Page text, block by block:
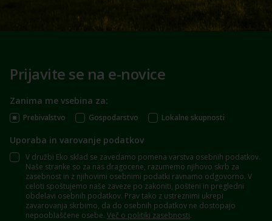
Prijavite se na e-novice
Zanima me vsebina za:
Prebivalstvo Gospodarstvo Lokalne skupnosti
Uporaba in varovanje podatkov
V družbi Eko sklad se zavedamo pomena varstva osebnih podatkov.
Naše stranke so za nas dragocene, razumemo njihovo skrb za
zasebnost in z njihovimi osebnimi podatki ravnamo odgovorno. V
celoti spoštujemo naše zaveze po zakoniti, pošteni in pregledni
obdelavi osebnih podatkov. Prav tako z ustreznimi ukrepi
zavarovanja skrbimo, da do osebnih podatkov ne dostopajo
nepooblaščene osebe. Več o politiki zasebnosti.